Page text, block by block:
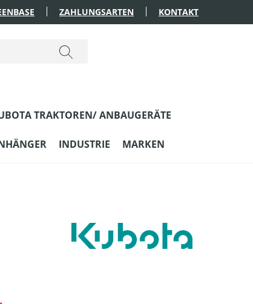
ZAHLUNGSARTEN KONTAKT
TRAKTOREN/ ANBAUGERÄTE
INDUSTRIE MARKEN